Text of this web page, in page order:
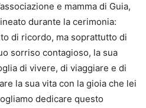
e mamma di Guia,
durante la cerimonia:
di ricordo, ma soprattutto di
sorriso contagioso, la sua
di vivere, di viaggiare e di
la sua vita con la gioia che lei
dedicare questo